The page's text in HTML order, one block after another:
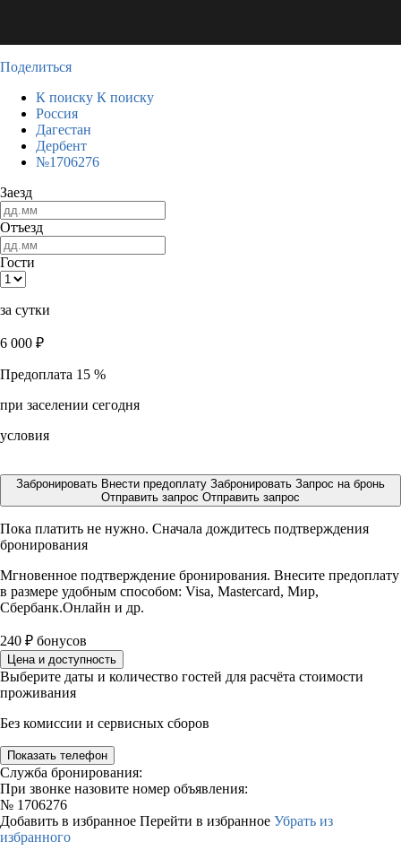
Поделиться
К поиску К поиску
Россия
Дагестан
Дербент
№1706276
Заезд
Отъезд
Гости
за сутки
6 000 ₽
Предоплата 15 %
при заселении сегодня
условия
Забронировать Внести предоплату Забронировать Запрос на бронь
Отправить запрос Отправить запрос
Пока платить не нужно. Сначала дождитесь подтверждения
бронирования
Мгновенное подтверждение бронирования. Внесите предоплату
в размере удобным способом: Visa, Mastercard, Мир,
Сбербанк.Онлайн и др.
240 ₽ бонусов
Цена и доступность
Выберите даты и количество гостей для расчёта стоимости
проживания
Без комиссии и сервисных сборов
Показать телефон
Служба бронирования:
При звонке назовите номер объявления:
№ 1706276
Добавить в избранное Перейти в избранное Убрать из
избранного